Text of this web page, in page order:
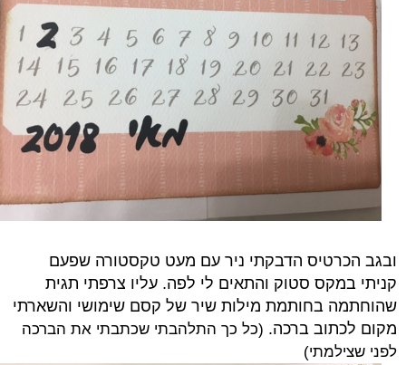
ובגב הכרטיס הדבקתי ניר עם מעט טקסטורה שפעם
קניתי במקס סטוק והתאים לי לפה. עליו צרפתי תגית
שהוחתמה בחותמת מילות שיר של קסם שימושי והשארתי
מקום לכתוב ברכה. (כל כך התלהבתי שכתבתי את הברכה
לפני שצילמתי)